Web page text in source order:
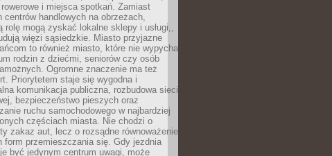
i miejsca spotkań. Zamiast
centrów handlowych na obrzeżach,
rolę mogą zyskać lokalne sklepy i usługi,,
więzi sąsiedzkie. Miasto przyjazne
to również miasto, które nie wypycha
rodzin z dziećmi, seniorów czy osób
Ogromne znaczenie ma też
Priorytetem staje się wygodna i
komunikacja publiczna, rozbudowa sieci
bezpieczeństwo pieszych oraz
ruchu samochodowego w najbardziej
częściach miasta. Nie chodzi o
zakaz aut, lecz o rozsądne równoważenie
form przemieszczania się. Gdy jezdnia
być jedynym centrum uwagi, może